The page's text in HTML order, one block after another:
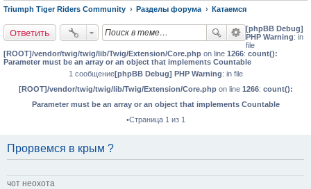
Triumph Tiger Riders Community Разделы форума Катаемся
Ответить
[phpBB Debug]
PHP Warning: in
file
[ROOT]/vendor/twig/twig/lib/Twig/Extension/Core.php on line 1266: count():
Parameter must be an array or an object that implements Countable
1 сообщение[phpBB Debug] PHP Warning: in file
[ROOT]/vendor/twig/twig/lib/Twig/Extension/Core.phpon line 1266: count():
Parameter must be an array or an object that implements Countable
•Страница 1 из 1
Прорвемся в крым ?
чот неохота